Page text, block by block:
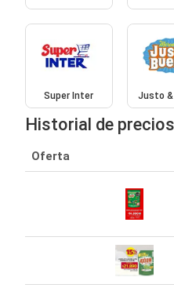
Super Inter Justo &
Historial de
Oferta